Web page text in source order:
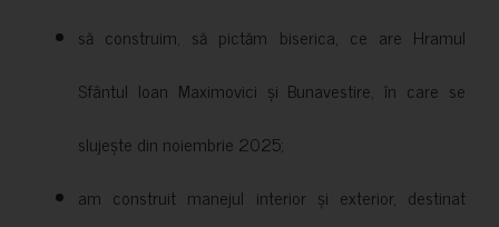
să construim, să pictăm biserica, ce are Hramul
Sfântul Ioan Maximovici și Bunavestire, în care se
slujește din noiembrie 2025;
am construit manejul interior și exterior, destinat